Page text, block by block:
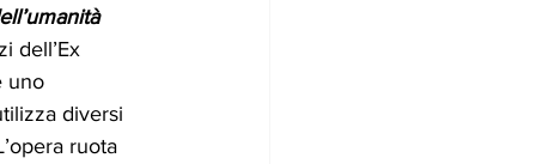
dell’Ex
uno
diversi
ruota